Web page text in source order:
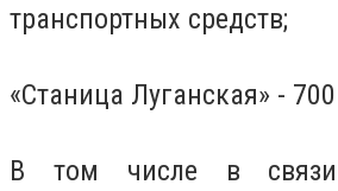
транспортных средств;
«Станица Луганская» -
В том числе в